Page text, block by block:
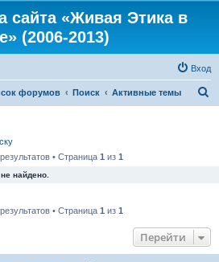
сайта «Живая Этика в
(2006-2013)
Вход
форумов Поиск Активные темы
• Страница 1 из 1
найдено.
• Страница 1 из 1
Перейти